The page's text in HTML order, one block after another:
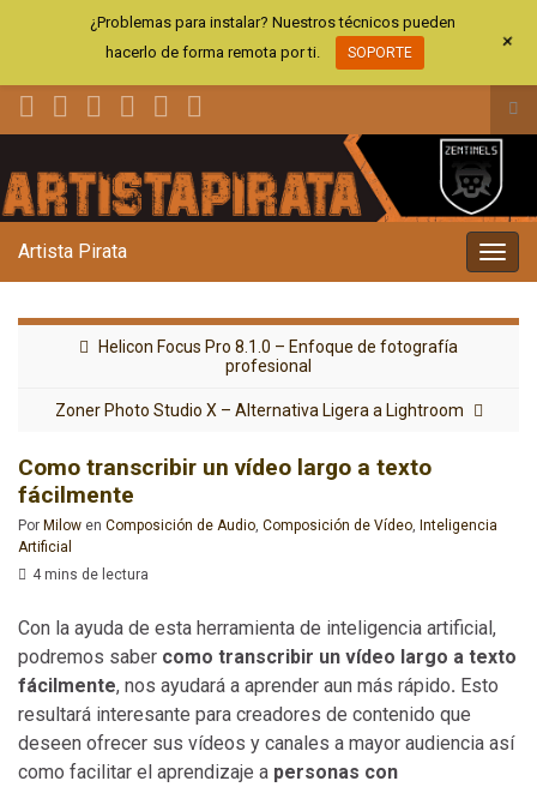
el
la
Artista Pirata
Helicon Focus Pro 8.1.0 – Enfoque de fotografía
profesional
Zoner Photo Studio X – Alternativa Ligera a Lightroom
Como transcribir un vídeo largo a texto
fácilmente
Por Milow en Composición de Audio, Composición de Vídeo, Inteligencia
Artificial
4 mins de lectura
Con la ayuda de esta herramienta de inteligencia artificial,
podremos saber como transcribir un vídeo largo a texto
fácilmente, nos ayudará a aprender aun más rápido. Esto
resultará interesante para creadores de contenido que
deseen ofrecer sus vídeos y canales a mayor audiencia así
como facilitar el aprendizaje a personas con
¿Problemas para instalar? Nuestros técnicos pueden
hacerlo de forma remota por ti.
SOPORTE +